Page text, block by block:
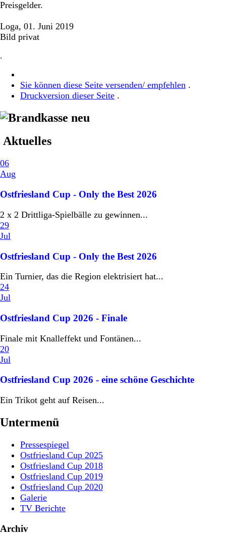
Preisgelder.
Loga, 01. Juni 2019
Bild privat
.
Sie können diese Seite versenden/ empfehlen .
Druckversion dieser Seite .
Aktuelles
06
Aug
Ostfriesland Cup - Only the Best 2026
2 x 2 Drittliga-Spielbälle zu gewinnen...
29
Jul
Ostfriesland Cup - Only the Best 2026
Ein Turnier, das die Region elektrisiert hat...
24
Jul
Ostfriesland Cup 2026 - Finale
Finale mit Knalleffekt und Fontänen...
20
Jul
Ostfriesland Cup 2026 - eine schöne Geschichte
Ein Trikot geht auf Reisen...
Untermenü
Pressespiegel
Ostfriesland Cup 2025
Ostfriesland Cup 2018
Ostfriesland Cup 2019
Ostfriesland Cup 2020
Galerie
TV Berichte
Archiv